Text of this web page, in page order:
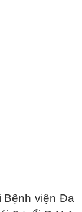
Bệnh viện Đa